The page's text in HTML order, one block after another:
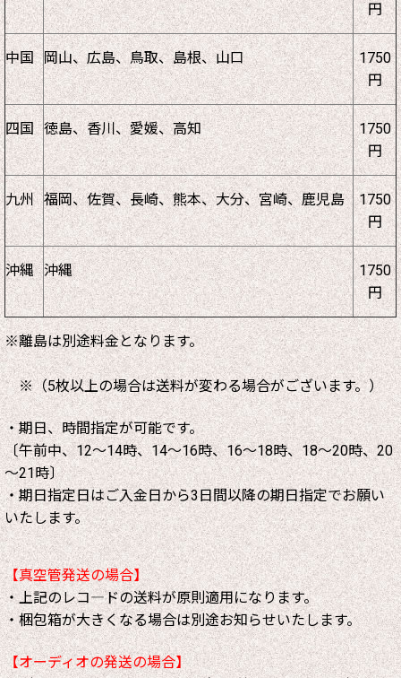
円
中国 岡山、広島、鳥取、島根、山口
1750
円
四国 徳島、香川、愛媛、高知
1750
円
九州 福岡、佐賀、長崎、熊本、大分、宮崎、鹿児島
1750
円
沖縄 沖縄
1750
円
※離島は別途料金となります。
※（5枚以上の場合は送料が変わる場合がございます。）
・期日、時間指定が可能です。
〔午前中、12～14時、14～16時、16～18時、18～20時、20
～21時〕
・期日指定日はご入金日から3日間以降の期日指定でお願い
いたします。
【真空管発送の場合】
・上記のレコ―ドの送料が原則適用になります。
・梱包箱が大きくなる場合は別途お知らせいたします。
【オーディオの発送の場合】